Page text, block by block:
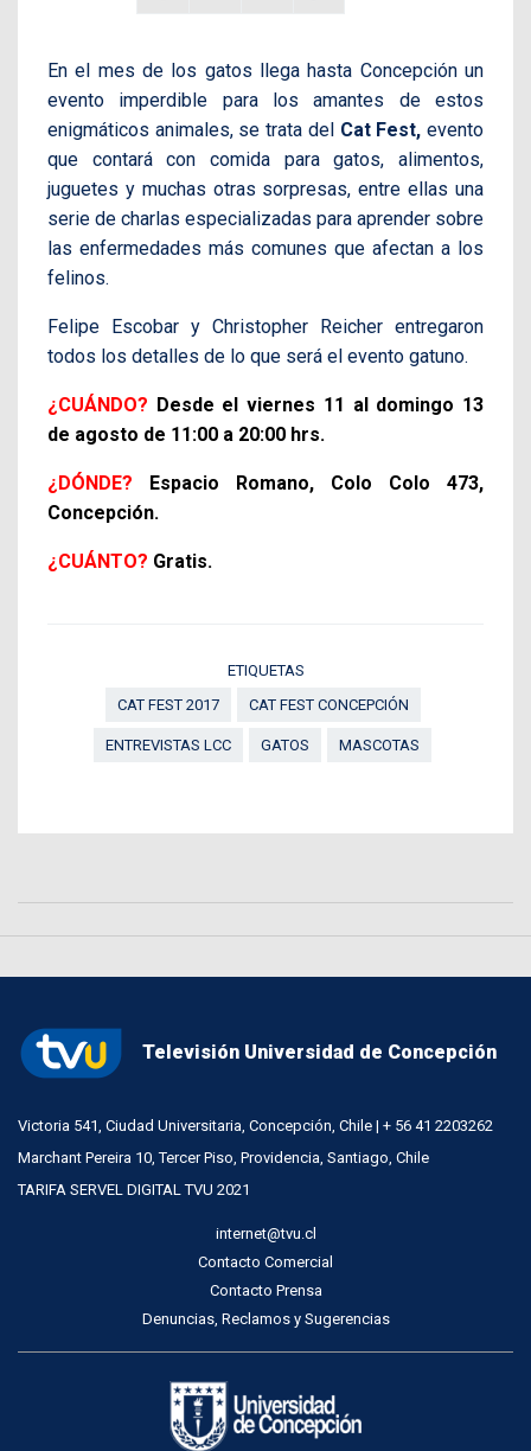
En el mes de los gatos llega hasta Concepción un
evento imperdible para los amantes de estos
enigmáticos animales, se trata del Cat Fest,evento
que contará con comida para gatos, alimentos,
juguetes y muchas otras sorpresas, entre ellas una
serie de charlas especializadas para aprender sobre
las enfermedades más comunes que afectan a los
felinos.
Felipe Escobar y Christopher Reicher entregaron
todos los detalles de lo que será el evento gatuno.
¿CUÁNDO? Desde elviernes 11 al domingo 13
de agosto de 11:00 a 20:00 hrs.
¿DÓNDE? Espacio Romano, Colo Colo 473,
Concepción.
¿CUÁNTO? Gratis.
ETIQUETAS
CAT FEST 2017
CAT FEST CONCEPCIÓN
ENTREVISTAS LCC GATOS MASCOTAS
Televisión Universidad de Concepción
Victoria 541, Ciudad Universitaria, Concepción, Chile | + 56 41 2203262
Marchant Pereira 10, Tercer Piso, Providencia, Santiago, Chile
TARIFA SERVEL DIGITAL TVU 2021
internet@tvu.cl
Contacto Comercial
Contacto Prensa
Denuncias, Reclamos y Sugerencias